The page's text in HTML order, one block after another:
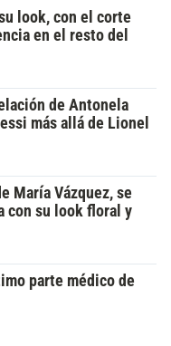
look, con el corte
en el resto del
de Antonela
más allá de Lionel
María Vázquez, se
con su look floral y
parte médico de